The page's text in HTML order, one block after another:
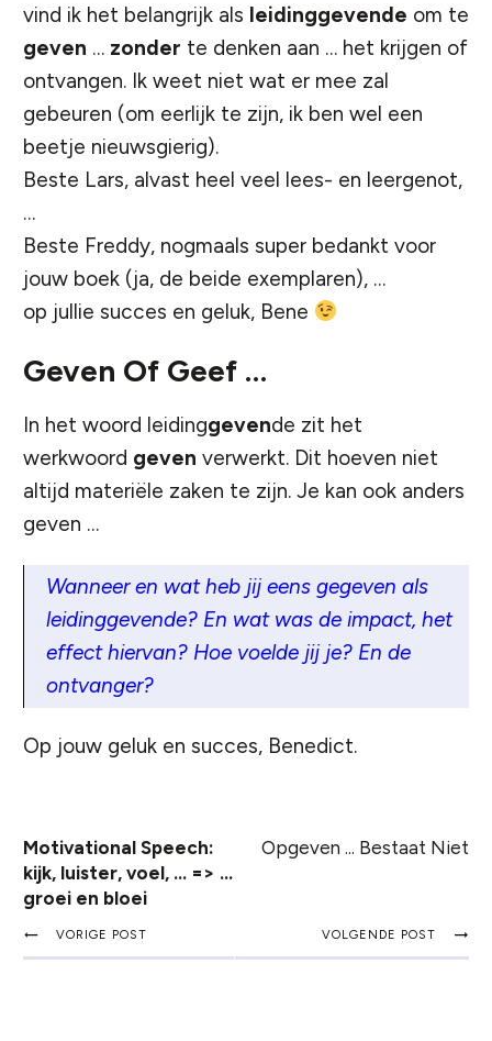
vind ik het belangrijk als leidinggevende om te
geven … zonder te denken aan … het krijgen of
ontvangen. Ik weet niet wat er mee zal
gebeuren (om eerlijk te zijn, ik ben wel een
beetje nieuwsgierig).
Beste Lars, alvast heel veel lees- en leergenot,
…
Beste Freddy, nogmaals super bedankt voor
jouw boek (ja, de beide exemplaren), …
op jullie succes en geluk, Bene
Geven Of Geef …
In het woord leidinggevende zit het
werkwoord geven verwerkt. Dit hoeven niet
altijd materiële zaken te zijn. Je kan ook anders
geven …
Wanneer en wat heb jij eens gegeven als
leidinggevende? En wat was de impact, het
effect hiervan? Hoe voelde jij je? En de
ontvanger?
Op jouw geluk en succes, Benedict.
Motivational Speech:
kijk, luister, voel, ... => ...
groei en bloei
Opgeven ... Bestaat Niet
VORIGE POST VOLGENDE POST